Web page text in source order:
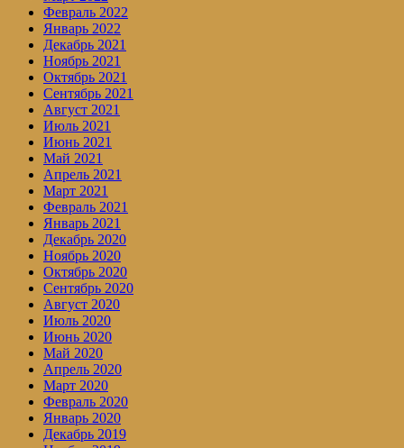
Февраль 2022
Январь 2022
Декабрь 2021
Ноябрь 2021
Октябрь 2021
Сентябрь 2021
Август 2021
Июль 2021
Июнь 2021
Май 2021
Апрель 2021
Март 2021
Февраль 2021
Январь 2021
Декабрь 2020
Ноябрь 2020
Октябрь 2020
Сентябрь 2020
Август 2020
Июль 2020
Июнь 2020
Май 2020
Апрель 2020
Март 2020
Февраль 2020
Январь 2020
Декабрь 2019